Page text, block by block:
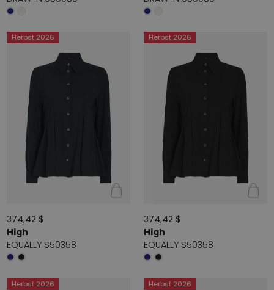
Herbst 2026
374,42 $
High
EQUALLY S50358
Herbst 2026
374,42 $
High
EQUALLY S50358
Herbst 2026 Herbst 2026